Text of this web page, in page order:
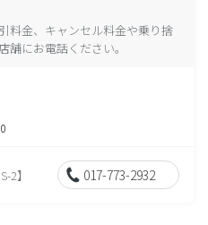
料金、キャンセル料金や乗り捨
舗にお電話ください。
2】 017-773-2932